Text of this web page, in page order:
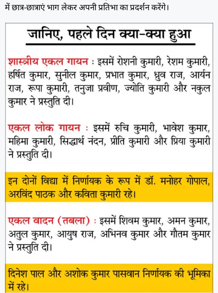
में छात्र-छात्राएं भाग लेकर अपनी प्रतिभा का प्रदर्शन करेंगे।